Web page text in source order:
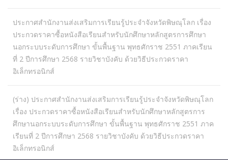
ประกาศสำนักงานส่งเสริมการเรียนรู้ประจำจังหวัดพิษณุโลก เรื่อง
ประกวดราคาซื้อหนังสือเรียนสำหรับนักศึกษาหลักสูตรการศึกษา
นอกระบบระดับการศึกษา ขั้นพื้นฐาน พุทธศักราช 2551 ภาคเรียน
ที่ 2 ปีการศึกษา 2568 รายวิชาบังคับ ด้วยวิธีประกวดราคา
อิเล็กทรอนิกส์
(ร่าง) ประกาศสำนักงานส่งเสริมการเรียนรู้ประจำจังหวัดพิษณุโลก
เรื่อง ประกวดราคาซื้อหนังสือเรียนสำหรับนักศึกษาหลักสูตรการ
ศึกษานอกระบบระดับการศึกษา ขั้นพื้นฐาน พุทธศักราช 2551 ภาค
เรียนที่ 2 ปีการศึกษา 2568 รายวิชาบังคับ ด้วยวิธีประกวดราคา
อิเล็กทรอนิกส์